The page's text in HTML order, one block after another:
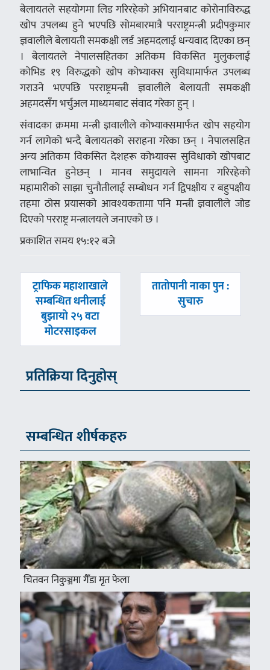
बेलायतले सहयोगमा लिड गरिरहेको अभियानबाट कोरोनाविरुद्ध
खोप उपलब्ध हुने भएपछि सोमबारमात्रै परराष्ट्रमन्त्री प्रदीपकुमार
ज्ञवालीले बेलायती समकक्षी लर्ड अहमदलाई धन्यवाद दिएका छन्
। बेलायतले नेपालसहितका अतिकम विकसित मुलुकलाई
कोभिड १९ विरुद्धको खोप कोभ्याक्स सुविधामार्फत उपलब्ध
गराउने भएपछि परराष्ट्रमन्त्री ज्ञवालीले बेलायती समकक्षी
अहमदसँग भर्चुअल माध्यमबाट संवाद गरेका हुन् ।
संवादका क्रममा मन्त्री ज्ञवालीले कोभ्याक्समार्फत खोप सहयोग
गर्न लागेको भन्दै बेलायतको सराहना गरेका छन् । नेपालसहित
अन्य अतिकम विकसित देशहरू कोभ्याक्स सुविधाको खोपबाट
लाभान्वित हुनेछन् । मानव समुदायले सामना गरिरहेको
महामारीको साझा चुनौतीलाई सम्बोधन गर्न द्विपक्षीय र बहुपक्षीय
तहमा ठोस प्रयासको आवश्यकतामा पनि मन्त्री ज्ञवालीले जोड
दिएको परराष्ट्र मन्त्रालयले जनाएको छ ।
प्रकाशित समय १५:१२ बजे
पछिल्लाे
-
ट्राफिक महाशाखाले
सम्बन्धित धनीलाई
बुझायो २५ वटा
मोटरसाइकल
अघिल्लाे
तातोपानी नाका पुन :
सुचारु
प्रतिक्रिया दिनुहोस्
सम्बन्धित शीर्षकहरु
चितवन निकुञ्जमा गैँडा मृत फेला